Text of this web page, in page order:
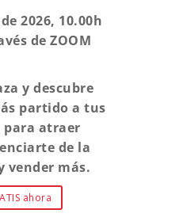
2026, 10.00h
de ZOOM
y descubre
partido a tus
para atraer
de la
vender más.
ahora